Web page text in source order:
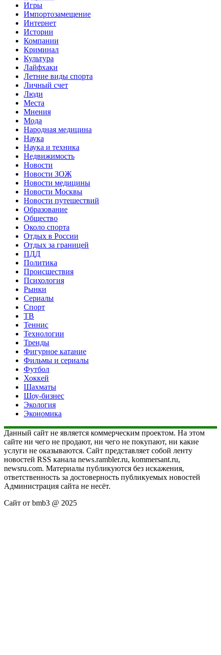
Игры
Импортозамещение
Интернет
Истории
Компании
Криминал
Культура
Лайфхаки
Летние виды спорта
Личный счет
Люди
Места
Мнения
Мода
Народная медицина
Наука
Наука и техника
Недвижимость
Новости
Новости ЗОЖ
Новости медицины
Новости Москвы
Новости путешествий
Образование
Общество
Около спорта
Отдых в России
Отдых за границей
ПДД
Политика
Происшествия
Психология
Рынки
Сериалы
Спорт
ТВ
Теннис
Технологии
Тренды
Фигурное катание
Фильмы и сериалы
Футбол
Хоккей
Шахматы
Шоу-бизнес
Экология
Экономика
Данный сайт не является коммерческим проектом. На этом
сайте ни чего не продают, ни чего не покупают, ни какие
услуги не оказываются. Сайт представляет собой ленту
новостей RSS канала news.rambler.ru, kommersant.ru,
newsru.com. Материалы публикуются без искажения,
ответственность за достоверность публикуемых новостей
Администрация сайта не несёт.
Сайт от bmb3 @ 2025